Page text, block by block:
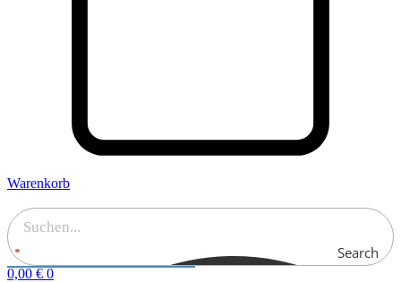
Warenkorb
Search
0,00 € 0